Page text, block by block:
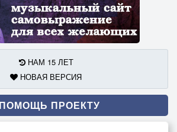
НАМ 15 ЛЕТ
НОВАЯ ВЕРСИЯ
ПОМОЩЬ ПРОЕКТУ